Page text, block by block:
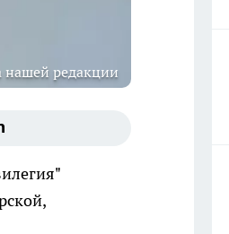
нашей редакции